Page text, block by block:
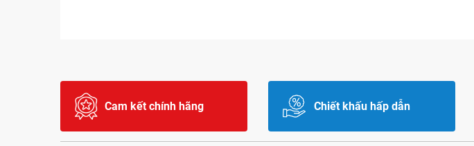
Cam kết chính hãng Chiết khấu hấp dẫn